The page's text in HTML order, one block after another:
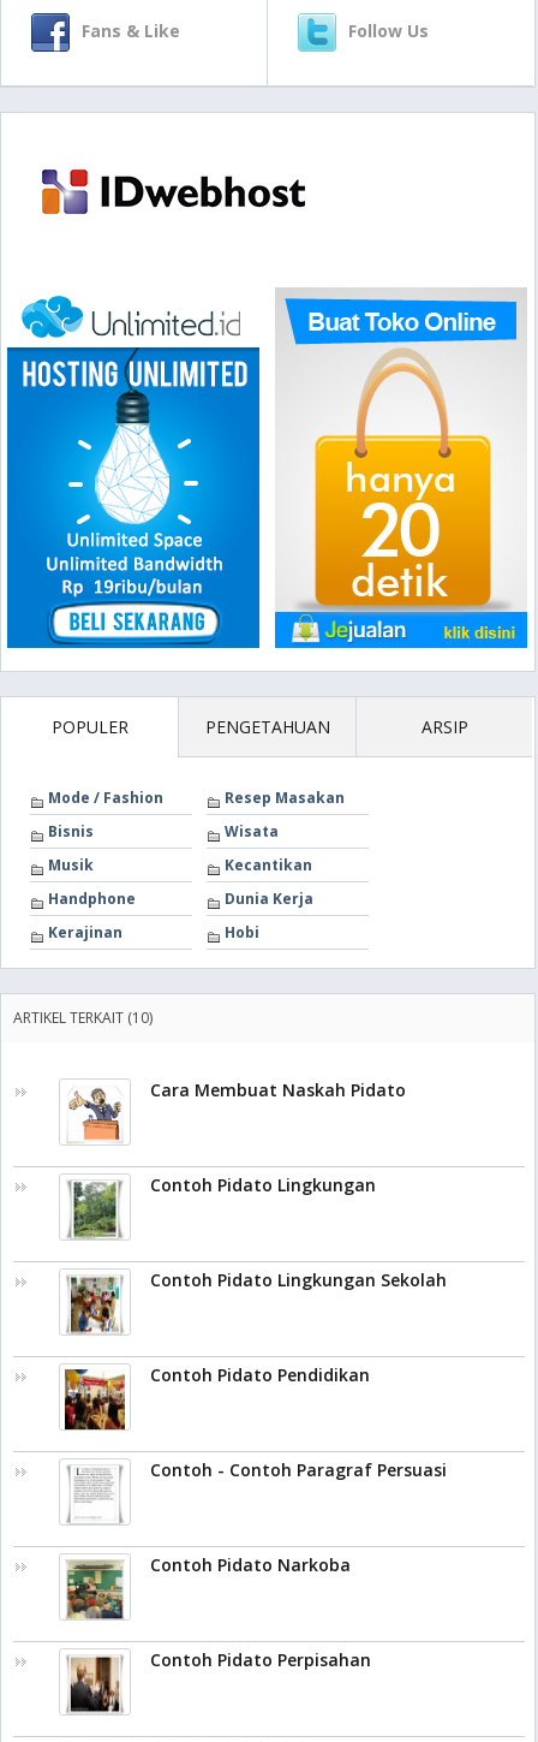
Fans & Like Follow Us
POPULER PENGETAHUAN ARSIP
Mode / Fashion
Resep Masakan
Bisnis
Wisata
Musik
Kecantikan
Handphone
Dunia Kerja
Kerajinan
Hobi
ARTIKEL TERKAIT (10)
Cara Membuat Naskah Pidato
Contoh Pidato Lingkungan
Contoh Pidato Lingkungan Sekolah
Contoh Pidato Pendidikan
Contoh - Contoh Paragraf Persuasi
Contoh Pidato Narkoba
Contoh Pidato Perpisahan